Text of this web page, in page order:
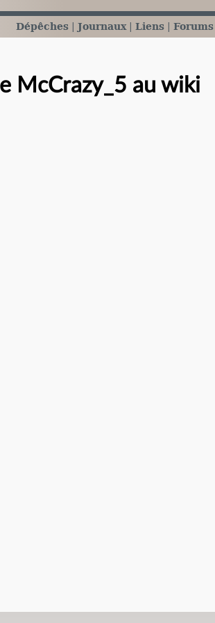
Dépêches Journaux Liens Forums
McCrazy_5 au wiki